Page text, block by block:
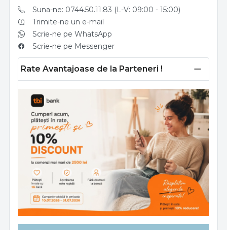
Suna-ne: 0744.50.11.83 (L-V: 09:00 - 15:00)
Trimite-ne un e-mail
Scrie-ne pe WhatsApp
Scrie-ne pe Messenger
Rate Avantajoase de la Parteneri !